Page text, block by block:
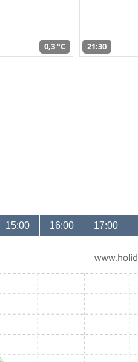
0,3 °C 21:30
15:00 16:00 17:00